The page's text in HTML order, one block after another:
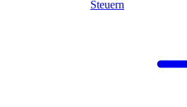
Steuern